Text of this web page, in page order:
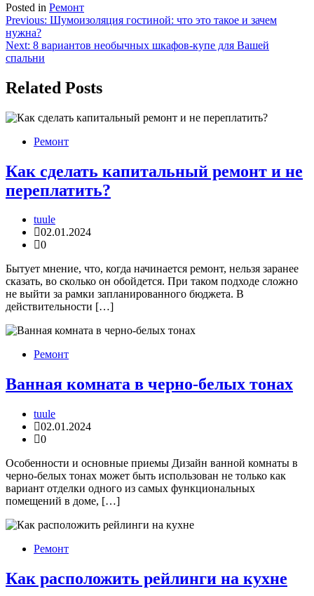
Posted in Ремонт
Навигация
по
записям
Previous: Шумоизоляция гостиной: что это такое и зачем
нужна?
Next: 8 вариантов необычных шкафов-купе для Вашей
спальни
Related Posts
Ремонт
Как сделать капитальный ремонт и не
переплатить?
tuule
02.01.2024
0
Бытует мнение, что, когда начинается ремонт, нельзя заранее
сказать, во сколько он обойдется. При таком подходе сложно
не выйти за рамки запланированного бюджета. В
действительности […]
Ремонт
Ванная комната в черно-белых тонах
tuule
02.01.2024
0
Особенности и основные приемы Дизайн ванной комнаты в
черно-белых тонах может быть использован не только как
вариант отделки одного из самых функциональных
помещений в доме, […]
Ремонт
Как расположить рейлинги на кухне